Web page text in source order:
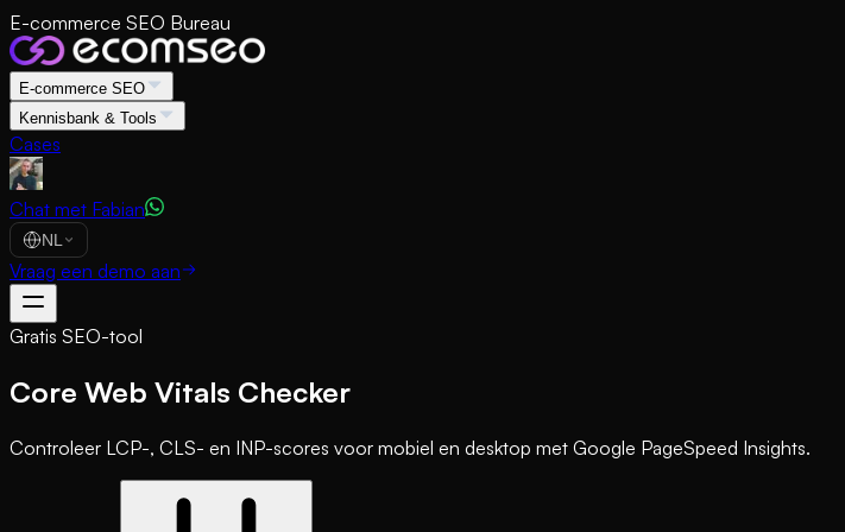
E-commerce SEO Bureau
E-commerce SEO
Kennisbank & Tools
Cases
Chat met Fabian
NL
Vraag een demo aan
Gratis SEO-tool
Core Web Vitals Checker
Controleer LCP-, CLS- en INP-scores voor mobiel en desktop met Google PageSpeed Insights.